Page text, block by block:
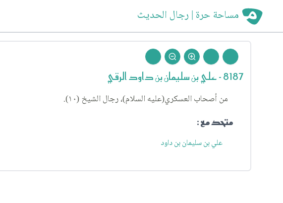
مساحة حرة | رجال الحديث
8187 - علي بن سليمان بن داود الرقي
من أصحاب العسكري(عليه السلام)، رجال الشيخ (١٠).
متحد مع :
علي بن سليمان بن داود